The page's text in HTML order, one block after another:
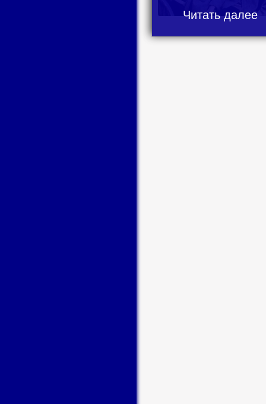
Читать далее